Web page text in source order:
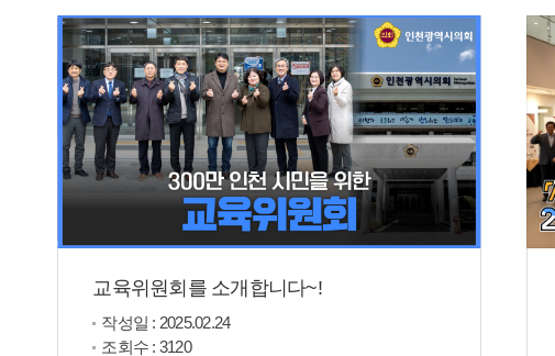
교육위원회를 소개합니다~!
작성일 : 2025.02.24
조회수 : 3120